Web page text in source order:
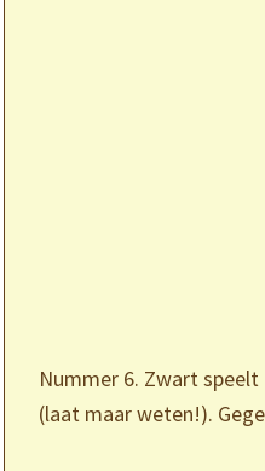
Nummer 6. Zwart
(laat maar weten!).